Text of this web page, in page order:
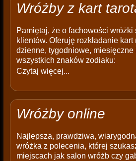
Wróżby z kart
Pamiętaj, że o fachowości
klientów. Oferuję rozkładanie
dzienne, tygodniowe, miesięczne
wszystkich znaków zodiaku:
Czytaj więcej...
Wróżby online
Najlepsza, prawdziwa,
wróżka z polecenia, której
miejscach jak salon wróżb czy